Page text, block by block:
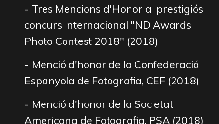
- Tres Mencions d'Honor al prestigiós
concurs internacional "ND Awards
Photo Contest 2018" (2018)
- Menció d'honor de la Confederació
Espanyola de Fotografia, CEF (2018)
- Menció d'honor de la Societat
Americana de Fotografia, PSA (2018)